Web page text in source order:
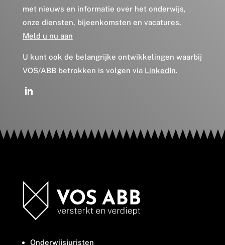
met nieuws en informatie over het onderwijs,
onze diensten, bijeenkomsten en vacatures.
Meld u nu aan
U kunt ook de belangrijke ontwikkelingen waarbij
VOS/ABB betrokken is volgen via LinkedIn.
Onderwijsjuristen